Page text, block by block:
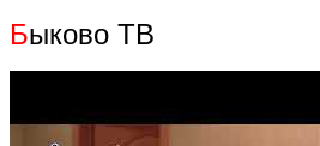
Быково ТВ